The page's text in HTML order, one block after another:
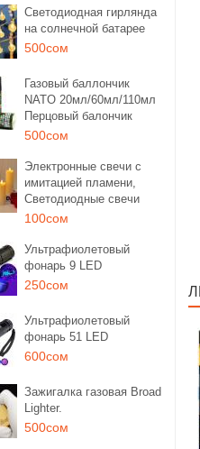
Светодиодная гирлянда
на солнечной батарее
500сом
Газовый баллончик
NATO 20мл/60мл/110мл
Перцовый балончик
500сом
Электронные свечи с
имитацией пламени,
Светодиодные свечи
100сом
Ультрафиолетовый
фонарь 9 LED
250сом
Ультрафиолетовый
фонарь 51 LED
600сом
Зажигалка газовая Broad
Lighter.
500сом